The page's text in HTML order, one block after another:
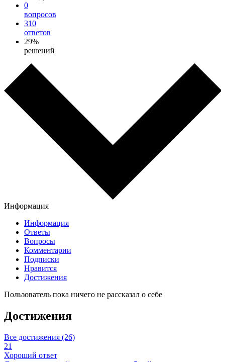
0
вопросов
310
ответов
29%
решений
Информация
Информация
Ответы
Вопросы
Комментарии
Подписки
Нравится
Достижения
Пользователь пока ничего не рассказал о себе
Достижения
Все достижения (26)
21
Хороший ответ